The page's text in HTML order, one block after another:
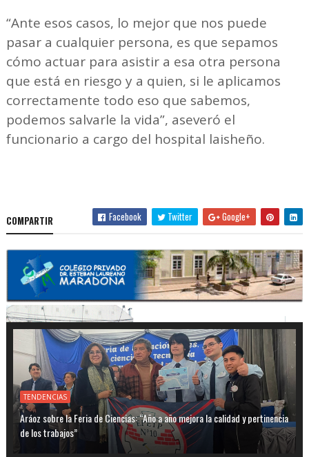
“Ante esos casos, lo mejor que nos puede
pasar a cualquier persona, es que sepamos
cómo actuar para asistir a esa otra persona
que está en riesgo y a quien, si le aplicamos
correctamente todo eso que sabemos,
podemos salvarle la vida”, aseveró el
funcionario a cargo del hospital laisheño.
COMPARTIR Facebook Twitter Google+
TENDENCIAS
Aráoz sobre la Feria de Ciencias: “Año a año mejora la calidad y pertinencia
de los trabajos”